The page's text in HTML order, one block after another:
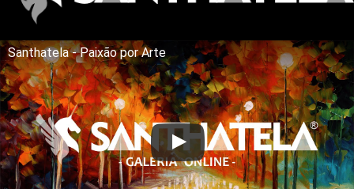
Santhatela - Paixão por Arte